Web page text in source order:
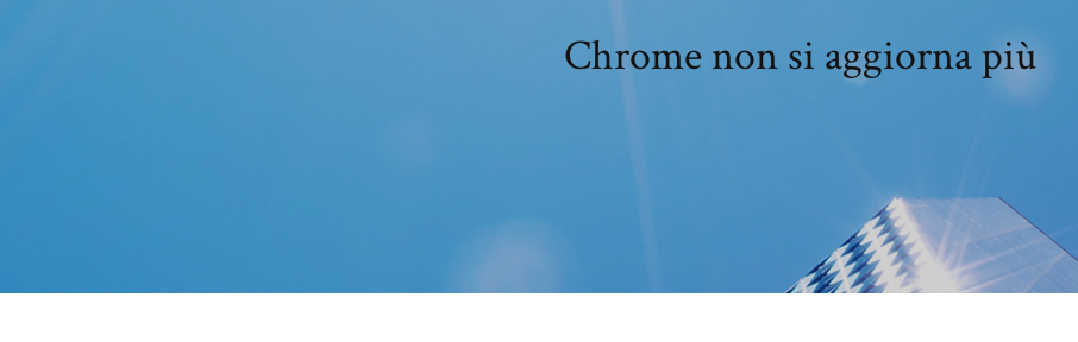
Chrome non si aggiorna più